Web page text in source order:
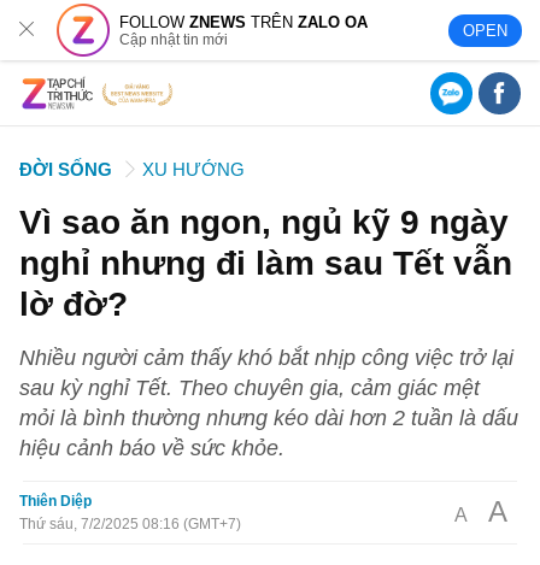
FOLLOWZNEWS TRÊNZALO OA
Cập nhật tin mới OPEN
ĐỜI SỐNG XU HƯỚNG
Vì sao ăn ngon, ngủ kỹ 9 ngày
nghỉ nhưng đi làm sau Tết vẫn
lờ đờ?
Nhiều người cảm thấy khó bắt nhịp công việc trở lại
sau kỳ nghỉ Tết. Theo chuyên gia, cảm giác mệt
mỏi là bình thường nhưng kéo dài hơn 2 tuần là dấu
hiệu cảnh báo về sức khỏe.
Thiên Diệp
Thứ sáu, 7/2/2025 08:16 (GMT+7)
A A